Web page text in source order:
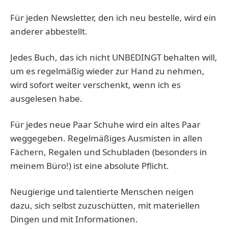
Für jeden Newsletter, den ich neu bestelle, wird ein
anderer abbestellt.
Jedes Buch, das ich nicht UNBEDINGT behalten will,
um es regelmäßig wieder zur Hand zu nehmen,
wird sofort weiter verschenkt, wenn ich es
ausgelesen habe.
Für jedes neue Paar Schuhe wird ein altes Paar
weggegeben. Regelmäßiges Ausmisten in allen
Fächern, Regalen und Schubladen (besonders in
meinem Büro!) ist eine absolute Pflicht.
Neugierige und talentierte Menschen neigen
dazu, sich selbst zuzuschütten, mit materiellen
Dingen und mit Informationen.